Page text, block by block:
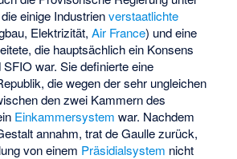
einige Industrienverstaatlichte
Elektrizität,Air France) und eine
die hauptsächlich ein Konsens
war. Sie definierte eine
, die wegen der sehr ungleichen
den zwei Kammern des
Einkammersystem war. Nachdem
annahm, trat de Gaulle zurück,
von einem Präsidialsystem nicht